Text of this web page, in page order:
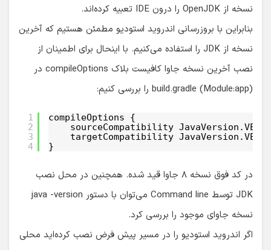
نسخه از OpenJDK را درون IDE تعبیه کرده‌اند.
بنابراین با بروزرسانی اندروید استودیو مطمئن هستیم که آخرین
نسخه از JDK را استفاده می‌کنیم. با اینحال برای اطمینان از
نصب آخرین نسخه جاوا کافیست بلاک compileOptions در
build.gradle (Module:app) را بررسی کنیم:
1
2
3
4
compileOptions {
sourceCompatibility
targetCompatibility
}
در کد فوق نسخه ۸ جاوا قید شده. همچنین در محل نصب
JDK توسط Command line می‌توان با دستور java -version
نسخه جاوای موجود را بررسی کرد.
اگر اندروید استودیو را در مسیر پیش فرض نصب کرده‌اید محلی